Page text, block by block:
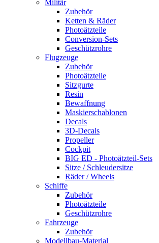
Militär
Zubehör
Ketten & Räder
Photoätzteile
Conversion-Sets
Geschützrohre
Flugzeuge
Zubehör
Photoätzteile
Sitzgurte
Resin
Bewaffnung
Maskierschablonen
Decals
3D-Decals
Propeller
Cockpit
BIG ED - Photoätzteil-Sets
Sitze / Schleudersitze
Räder / Wheels
Schiffe
Zubehör
Photoätzteile
Geschützrohre
Fahrzeuge
Zubehör
Modellbau-Material